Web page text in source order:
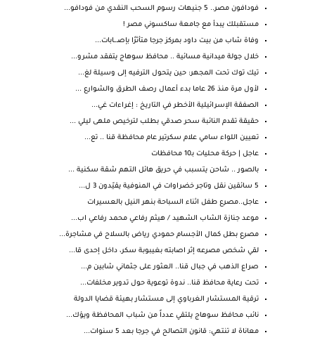
فودافون مصر.. 5 جنيهات رسوم السحب النقدي من فودافو...
مستقبلك يبدأ مع جامعة ساكسوني مصر !
وفاة شاب من بيت داود بمركز جرجا متأثرًا بإصـ.ـابات...
خلال جولة ميدانية مسائية .. محافظ سوهاج يتفقد مشرو...
تيك توك تحت المجهر: حين يتحول الترفيه إلى وسيلة لغ...
لأول مرة منذ 26 عاما بدء أعمال رصف الطرق والشوارع ...
الصفقة الإسرائيلية الأخطر في التاريخ : إغراءات غي...
حقيقة تقدم النائبة سحر صدقي بطلب لترخيص ملهى ليلي ...
تعيين اللواء سامي علام سكرتير عام محافظة قنا .. تع...
عاجل | حركة محليات بـ10 محافظات
بالصور .. شاحن يتسبب في حريق هائل التهم شقة سكنية ...
5 سائقين نقل وتاجر خضراوات في المنوفية يقيّدون 3 ل...
عاجل..مصرع طفل اثناء السباحة بنهر النيل بالعسيرات
موعد جنازة الشاب الشهيد / هيثم رفاعي محمد رفاعي اب...
مصرع بطل كمال الأجسام حمودي رياض بالسلاح في مشاجرة...
لقي شخص مصرعه إثر اصابته بغيبوبة سكر، داخل إحدى قا...
صراع الذهب في جبال قنا.. العثور على جثماني شابين م...
تحت رعاية محافظ قنا.. ندوة توعوية حول تدوير مخلفات...
ترقية المستشار الغرباوي إلى مستشار بهيئة قضايا الدولة
نائب محافظ سوهاج يلتقي عدداً من شباب المحافظة ويؤك...
معاناة لا تنتهي: قانون التصالح في جرجا بعد 5 سنوات...